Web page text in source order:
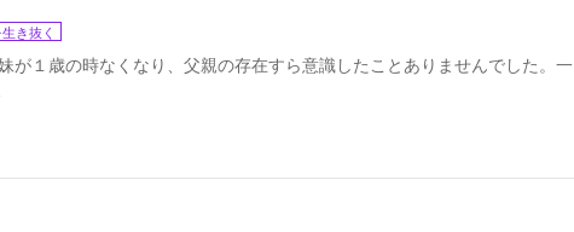
き抜く
が１歳の時なくなり、父親の存在すら意識したことありませんでした。一